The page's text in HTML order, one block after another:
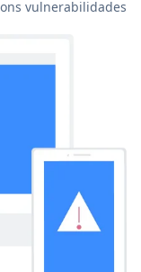
vulnerabilidades